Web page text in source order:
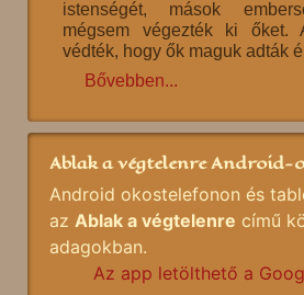
istenségét, mások
mégsem végezték ki őket.
védték, hogy ők maguk adták
Bővebben...
Ablak a végtelenre Android-
Android okostelefonon és
az Ablak a végtelenre című
adagokban.
Az app letölthető a